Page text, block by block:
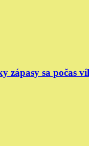
zápasy sa počas